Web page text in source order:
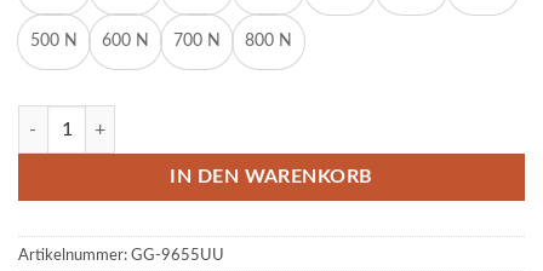
500 N 600 N 700 N 800 N
Gasdruckfeder Gasdruckdämpfer Kugelpfanne 520mm/220mm
IN DEN WARENKORB
Artikelnummer: GG-9655UU